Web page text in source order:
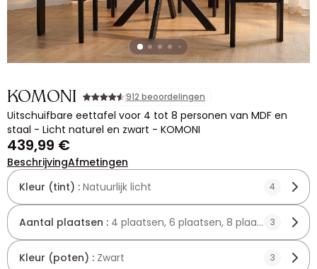
KOMONI 912 beoordelingen
Uitschuifbare eettafel voor 4 tot 8 personen van MDF en
staal - Licht naturel en zwart - KOMONI
439,99 €
BeschrijvingAfmetingen
Kleur (tint) : Natuurlijk licht 4
Aantal plaatsen : 4 plaatsen, 6 plaatsen, 8 plaatsen
3
Kleur (poten) : Zwart 3